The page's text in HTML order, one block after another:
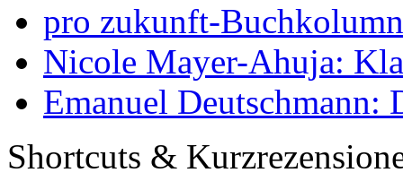
pro zukunft-
Nicole Mayer-Ahuja:
Emanuel Deutschmann:
Shortcuts &